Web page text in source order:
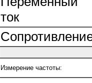
ток
Измерение частоты: